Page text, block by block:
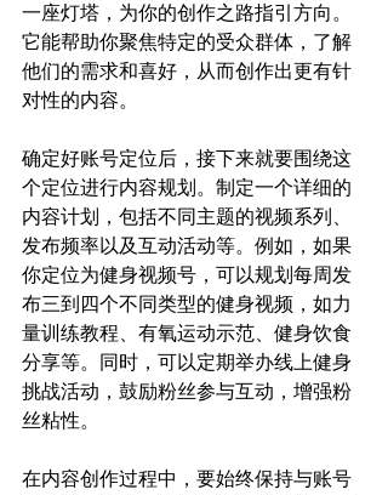
一座灯塔，为你的创作之路指引方向。
它能帮助你聚焦特定的受众群体，了解
他们的需求和喜好，从而创作出更有针
对性的内容。
确定好账号定位后，接下来就要围绕这
个定位进行内容规划。制定一个详细的
内容计划，包括不同主题的视频系列、
发布频率以及互动活动等。例如，如果
你定位为健身视频号，可以规划每周发
布三到四个不同类型的健身视频，如力
量训练教程、有氧运动示范、健身饮食
分享等。同时，可以定期举办线上健身
挑战活动，鼓励粉丝参与互动，增强粉
丝粘性。
在内容创作过程中，要始终保持与账号